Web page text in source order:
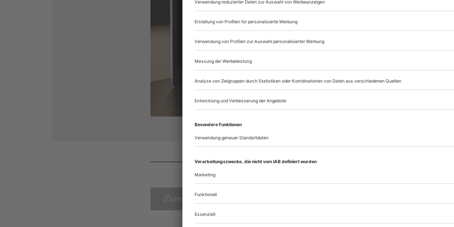
Zugang zum
Opernwelt
Sie können alle Vorteile
sofort nutzen
Digital-Abo testen
Zum Inhaltsverzeichnis